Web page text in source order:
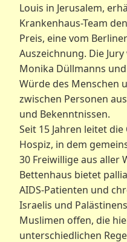
Louis in Jerusalem,
Krankenhaus-Team
Preis, eine vom
Auszeichnung. Die
Monika Düllmanns
Würde des Menschen
zwischen Personen
und Bekenntnissen.
Seit 15 Jahren leitet
Hospiz, in dem
30 Freiwillige aus aller
Bettenhaus bietet
AIDS-Patienten und
Israelis und
Muslimen offen, die
unterschiedlichen